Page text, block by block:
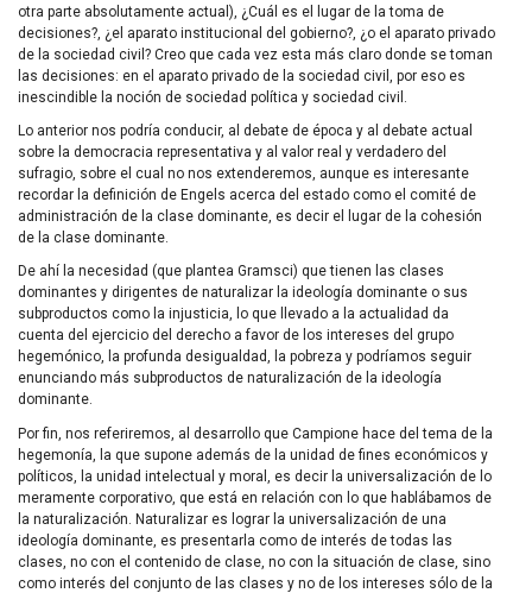
otra parte absolutamente actual), ¿Cuál es el lugar de la toma de
decisiones?, ¿el aparato institucional del gobierno?, ¿o el aparato privado
de la sociedad civil? Creo que cada vez esta más claro donde se toman
las decisiones: en el aparato privado de la sociedad civil, por eso es
inescindible la noción de sociedad política y sociedad civil.
Lo anterior nos podría conducir, al debate de época y al debate actual
sobre la democracia representativa y al valor real y verdadero del
sufragio, sobre el cual no nos extenderemos, aunque es interesante
recordar la definición de Engels acerca del estado como el comité de
administración de la clase dominante, es decir el lugar de la cohesión
de la clase dominante.
De ahí la necesidad (que plantea Gramsci) que tienen las clases
dominantes y dirigentes de naturalizar la ideología dominante o sus
subproductos como la injusticia, lo que llevado a la actualidad da
cuenta del ejercicio del derecho a favor de los intereses del grupo
hegemónico, la profunda desigualdad, la pobreza y podríamos seguir
enunciando más subproductos de naturalización de la ideología
dominante.
Por fin, nos referiremos, al desarrollo que Campione hace del tema de la
hegemonía, la que supone además de la unidad de fines económicos y
políticos, la unidad intelectual y moral, es decir la universalización de lo
meramente corporativo, que está en relación con lo que hablábamos de
la naturalización. Naturalizar es lograr la universalización de una
ideología dominante, es presentarla como de interés de todas las
clases, no con el contenido de clase, no con la situación de clase, sino
como interés del conjunto de las clases y no de los intereses sólo de la